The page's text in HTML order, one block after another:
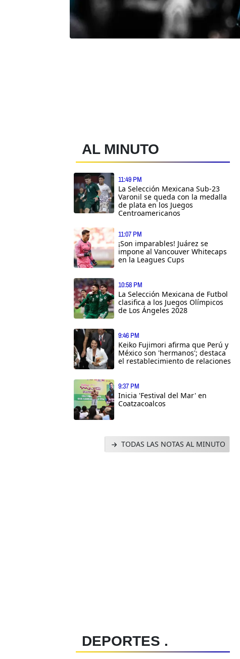
AL MINUTO
11:49 PM
La Selección Mexicana Sub-23
Varonil se queda con la medalla
de plata en los Juegos
Centroamericanos
11:07 PM
¡Son imparables! Juárez se
impone al Vancouver Whitecaps
en la Leagues Cups
10:58 PM
La Selección Mexicana de Futbol
clasifica a los Juegos Olímpicos
de Los Ángeles 2028
9:46 PM
Keiko Fujimori afirma que Perú y
México son 'hermanos'; destaca
el restablecimiento de relaciones
9:37 PM
Inicia 'Festival del Mar' en
Coatzacoalcos
TODAS LAS NOTAS AL MINUTO
DEPORTES .